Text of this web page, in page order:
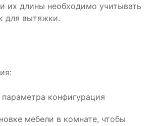
их длины необходимо учитывать
для вытяжки.
мебели в комнате, чтобы